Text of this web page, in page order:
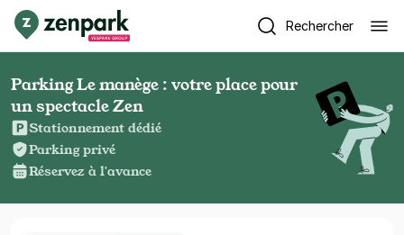
Rechercher
Parking Le manège : votre place pour
un spectacle Zen
Stationnement dédié
Parking privé
Réservez à l'avance